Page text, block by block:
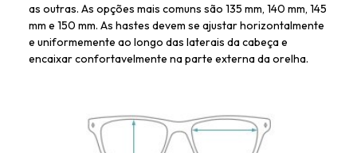
as outras. As opções mais comuns são 135 mm, 140 mm, 145
mm e 150 mm. As hastes devem se ajustar horizontalmente
e uniformemente ao longo das laterais da cabeça e
encaixar confortavelmente na parte externa da orelha.